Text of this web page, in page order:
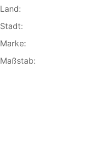
Land:
Stadt:
Marke:
Maßstab: